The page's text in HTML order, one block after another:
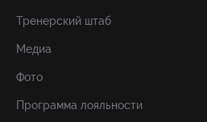
Тренерский штаб
Медиа
Фото
Программа лояльности